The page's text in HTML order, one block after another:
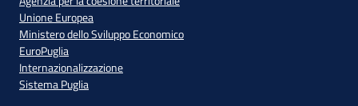
Unione Europea
Ministero dello Sviluppo Economico
EuroPuglia
Internazionalizzazione
Sistema Puglia